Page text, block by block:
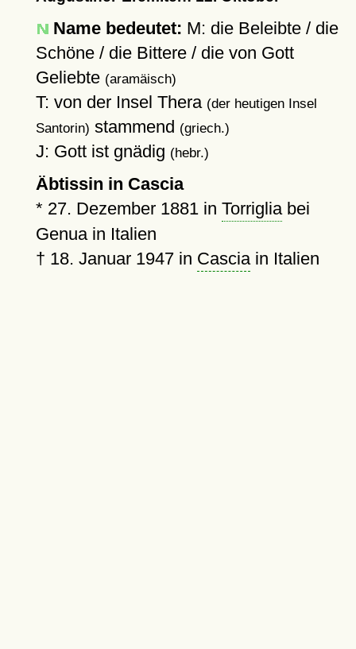
Name bedeutet: M: die Beleibte / die
Schöne / die Bittere / die von Gott
Geliebte (aramäisch)
T: von der Insel Thera (der heutigen Insel
Santorin) stammend (griech.)
J: Gott ist gnädig (hebr.)
Äbtissin in Cascia
* 27. Dezember 1881in Torrigliabei
Genua in Italien
† 18. Januar 1947in Casciain Italien